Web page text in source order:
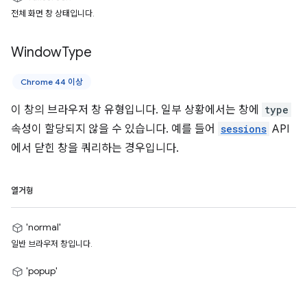
전체 화면 창 상태입니다.
WindowType
Chrome 44 이상
이 창의 브라우저 창 유형입니다. 일부 상황에서는 창에 type
속성이 할당되지 않을 수 있습니다. 예를 들어 sessions API
에서 닫힌 창을 쿼리하는 경우입니다.
열거형
'normal'
일반 브라우저 창입니다.
'popup'